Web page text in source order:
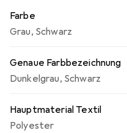
Farbe
Grau, Schwarz
Genaue Farbbezeichnung
Dunkelgrau, Schwarz
Hauptmaterial Textil
Polyester